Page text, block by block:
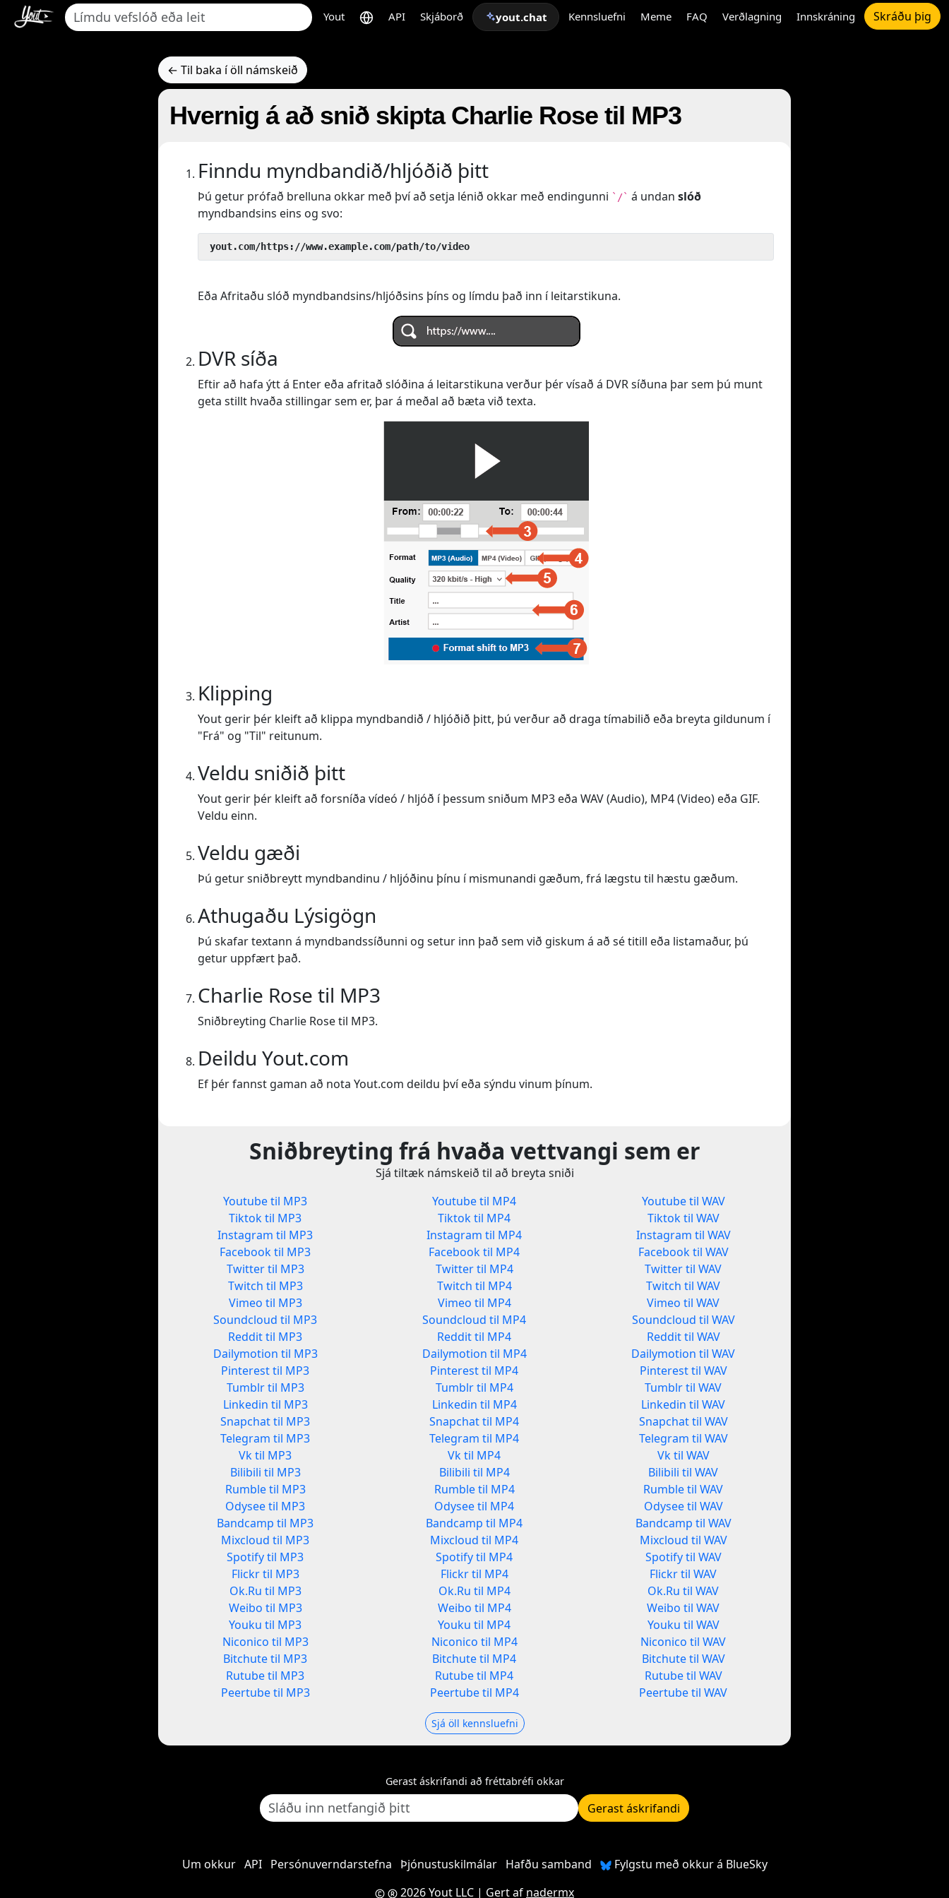
Yout API Skjáborð yout.chat Kennsluefni Meme FAQ Verðlagning Innskráning Skráðu þig
← Til baka í öll námskeið
Hvernig á að snið skipta Charlie Rose til MP3
Finndu myndbandið/hljóðið þitt
Þú getur prófað brelluna okkar með því að setja lénið okkar með endingunni `/` á undan slóð
myndbandsins eins og svo:
yout.com/https://www.example.com/path/to/video
Eða Afritaðu slóð myndbandsins/hljóðsins þíns og límdu það inn í leitarstikuna.
DVR síða
Eftir að hafa ýtt á Enter eða afritað slóðina á leitarstikuna verður þér vísað á DVR síðuna þar sem þú munt
geta stillt hvaða stillingar sem er, þar á meðal að bæta við texta.
Klipping
Yout gerir þér kleift að klippa myndbandið / hljóðið þitt, þú verður að draga tímabilið eða breyta gildunum í
"Frá" og "Til" reitunum.
Veldu sniðið þitt
Yout gerir þér kleift að forsníða vídeó / hljóð í þessum sniðum MP3 eða WAV (Audio), MP4 (Video) eða GIF.
Veldu einn.
Veldu gæði
Þú getur sniðbreytt myndbandinu / hljóðinu þínu í mismunandi gæðum, frá lægstu til hæstu gæðum.
Athugaðu Lýsigögn
Þú skafar textann á myndbandssíðunni og setur inn það sem við giskum á að sé titill eða listamaður, þú
getur uppfært það.
Charlie Rose til MP3
Sniðbreyting Charlie Rose til MP3.
Deildu Yout.com
Ef þér fannst gaman að nota Yout.com deildu því eða sýndu vinum þínum.
Sniðbreyting frá hvaða vettvangi sem er
Sjá tiltæk námskeið til að breyta sniði
Youtube til MP3
Tiktok til MP3
Instagram til MP3
Facebook til MP3
Twitter til MP3
Twitch til MP3
Vimeo til MP3
Soundcloud til MP3
Reddit til MP3
Dailymotion til MP3
Pinterest til MP3
Tumblr til MP3
Linkedin til MP3
Snapchat til MP3
Telegram til MP3
Vk til MP3
Bilibili til MP3
Rumble til MP3
Odysee til MP3
Bandcamp til MP3
Mixcloud til MP3
Spotify til MP3
Flickr til MP3
Ok.Ru til MP3
Weibo til MP3
Youku til MP3
Niconico til MP3
Bitchute til MP3
Rutube til MP3
Peertube til MP3
Youtube til MP4
Tiktok til MP4
Instagram til MP4
Facebook til MP4
Twitter til MP4
Twitch til MP4
Vimeo til MP4
Soundcloud til MP4
Reddit til MP4
Dailymotion til MP4
Pinterest til MP4
Tumblr til MP4
Linkedin til MP4
Snapchat til MP4
Telegram til MP4
Vk til MP4
Bilibili til MP4
Rumble til MP4
Odysee til MP4
Bandcamp til MP4
Mixcloud til MP4
Spotify til MP4
Flickr til MP4
Ok.Ru til MP4
Weibo til MP4
Youku til MP4
Niconico til MP4
Bitchute til MP4
Rutube til MP4
Peertube til MP4
Youtube til WAV
Tiktok til WAV
Instagram til WAV
Facebook til WAV
Twitter til WAV
Twitch til WAV
Vimeo til WAV
Soundcloud til WAV
Reddit til WAV
Dailymotion til WAV
Pinterest til WAV
Tumblr til WAV
Linkedin til WAV
Snapchat til WAV
Telegram til WAV
Vk til WAV
Bilibili til WAV
Rumble til WAV
Odysee til WAV
Bandcamp til WAV
Mixcloud til WAV
Spotify til WAV
Flickr til WAV
Ok.Ru til WAV
Weibo til WAV
Youku til WAV
Niconico til WAV
Bitchute til WAV
Rutube til WAV
Peertube til WAV
Sjá öll kennsluefni
Gerast áskrifandi að fréttabréfi okkar
Gerast áskrifandi
Um okkur API Persónuverndarstefna Þjónustuskilmálar Hafðu samband
Fylgstu með okkur á BlueSky
2026 Yout LLC | Gert af nadermx